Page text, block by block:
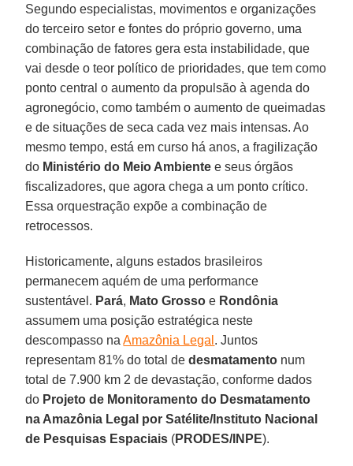
Segundo especialistas, movimentos e organizações
do terceiro setor e fontes do próprio governo, uma
combinação de fatores gera esta instabilidade, que
vai desde o teor político de prioridades, que tem como
ponto central o aumento da propulsão à agenda do
agronegócio, como também o aumento de queimadas
e de situações de seca cada vez mais intensas. Ao
mesmo tempo, está em curso há anos, a fragilização
do Ministério do Meio Ambiente e seus órgãos
fiscalizadores, que agora chega a um ponto crítico.
Essa orquestração expõe a combinação de
retrocessos.
Historicamente, alguns estados brasileiros
permanecem aquém de uma performance
sustentável. Pará, Mato Grosso e Rondônia
assumem uma posição estratégica neste
descompasso naAmazônia Legal . Juntos
representam 81% do total dedesmatamento num
total de 7.900 km 2 de devastação, conforme dados
do Projeto de Monitoramento do Desmatamento
na Amazônia Legal por Satélite/Instituto Nacional
de Pesquisas Espaciais (PRODES/INPE).